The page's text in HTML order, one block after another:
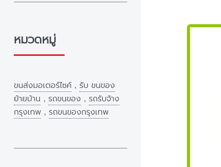
หมวดหมู่
ขนส่งมอเตอร์ไซค์ , รับ ขนของ
ย้ายบ้าน , รถขนของ , รถรับจ้าง
กรุงเทพ , รถขนของกรุงเทพ